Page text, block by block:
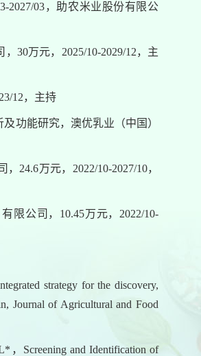
2027/03，助农米业股份有限公
30万元，2025/10-2029/12，主
12，主持
功能研究，澳优乳业（中国）
24.6万元，2022/10-2027/10，
限公司，10.45万元，2022/10-
strategy for the discovery,
Journal of Agricultural and Food
Screening and Identification of